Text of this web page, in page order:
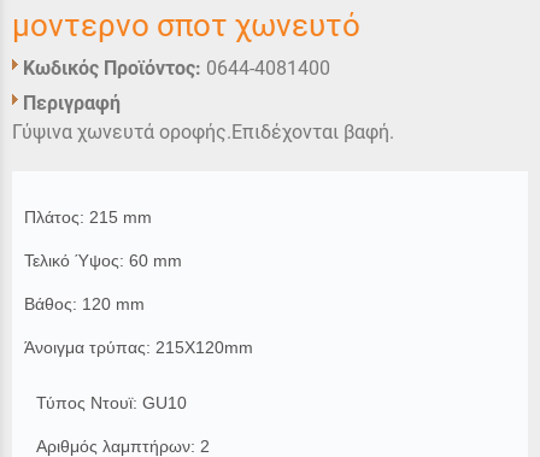
μοντερνο σποτ χωνευτό
Κωδικός Προϊόντος: 0644-4081400
Περιγραφή
Γύψινα χωνευτά οροφής.Επιδέχονται βαφή.
Πλάτος: 215 mm
Τελικό Ύψος: 60 mm
Βάθος: 120 mm
Άνοιγμα τρύπας: 215X120mm
Τύπος Ντουϊ: GU10
Αριθμός λαμπτήρων: 2